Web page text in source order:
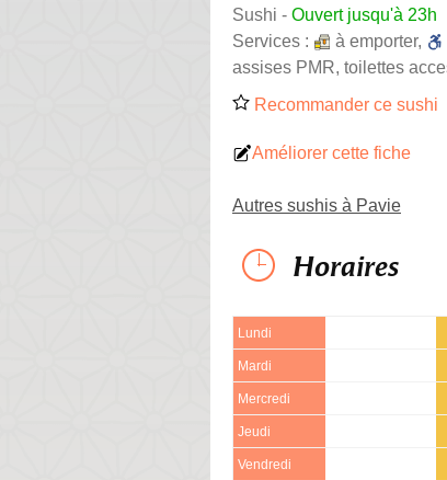
Sushi - Ouvert jusqu'à 23h
Services :
à emporter,
assises PMR, toilettes
Recommander ce sushi
Améliorer cette fiche
Autres sushis à Pavie
Horaires
Lundi
Mardi
Mercredi
Jeudi
Vendredi